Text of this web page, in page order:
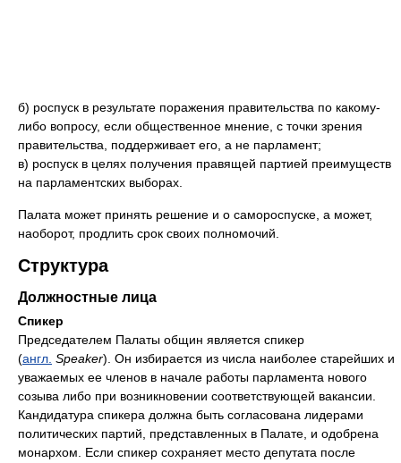
б) роспуск в результате поражения правительства по какому-
либо вопросу, если общественное мнение, с точки зрения
правительства, поддерживает его, а не парламент;
в) роспуск в целях получения правящей партией преимуществ
на парламентских выборах.
Палата может принять решение и о самороспуске, а может,
наоборот, продлить срок своих полномочий.
Структура
Должностные лица
Спикер
Председателем Палаты общин является спикер
(англ. Speaker). Он избирается из числа наиболее старейших и
уважаемых ее членов в начале работы парламента нового
созыва либо при возникновении соответствующей вакансии.
Кандидатура спикера должна быть согласована лидерами
политических партий, представленных в Палате, и одобрена
монархом. Если спикер сохраняет место депутата после